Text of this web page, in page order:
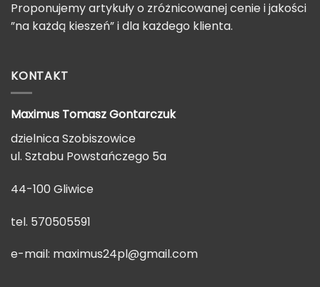
Proponujemy artykuły o zróżnicowanej cenie i jakości
”na każdą kieszeń” i dla każdego klienta.
KONTAKT
Maximus TomaszGontarczuk
dzielnica Szobiszowice
ul. Sztabu Powstańczego 5a
44-100 Gliwice
tel. 570505591
e-mail: maximus24pl@gmail.com